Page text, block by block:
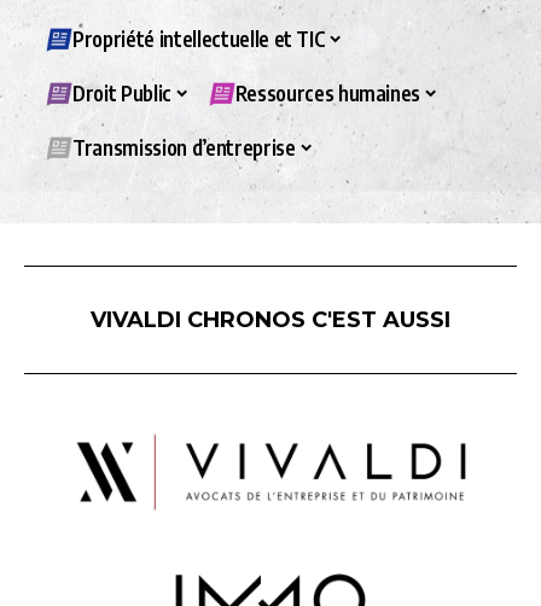
Propriété intellectuelle et TIC
Droit Public Ressources humaines
Transmission d’entreprise
VIVALDI CHRONOS C'EST AUSSI